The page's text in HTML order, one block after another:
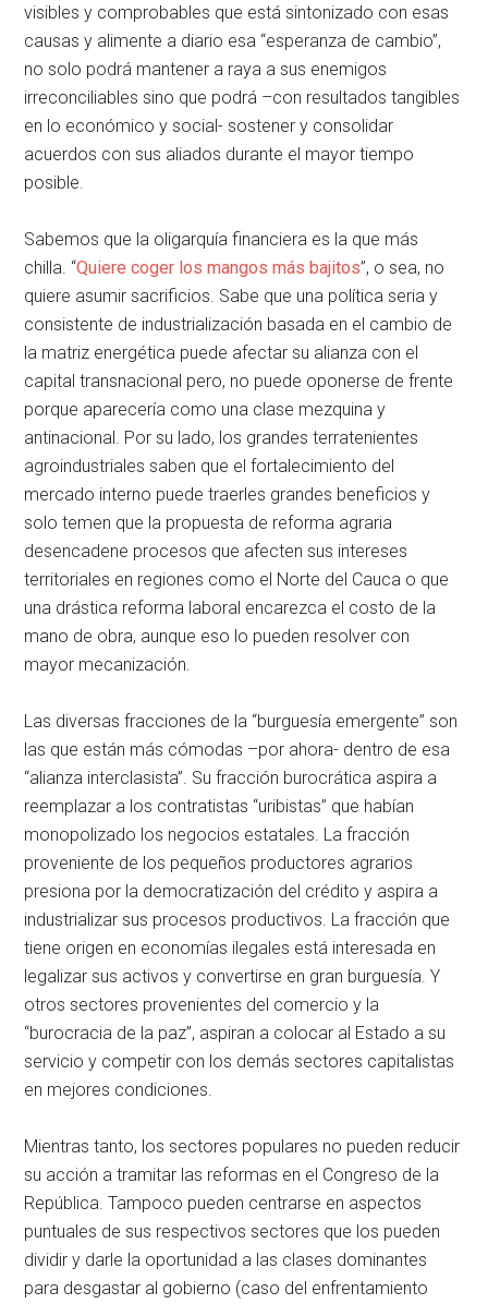
visibles y comprobables que está sintonizado con esas
causas y alimente a diario esa “esperanza de cambio”,
no solo podrá mantener a raya a sus enemigos
irreconciliables sino que podrá –con resultados tangibles
en lo económico y social- sostener y consolidar
acuerdos con sus aliados durante el mayor tiempo
posible.
Sabemos que la oligarquía financiera es la que más
chilla. “Quiere coger los mangos más bajitos”, o sea, no
quiere asumir sacrificios. Sabe que una política seria y
consistente de industrialización basada en el cambio de
la matriz energética puede afectar su alianza con el
capital transnacional pero, no puede oponerse de frente
porque aparecería como una clase mezquina y
antinacional. Por su lado, los grandes terratenientes
agroindustriales saben que el fortalecimiento del
mercado interno puede traerles grandes beneficios y
solo temen que la propuesta de reforma agraria
desencadene procesos que afecten sus intereses
territoriales en regiones como el Norte del Cauca o que
una drástica reforma laboral encarezca el costo de la
mano de obra, aunque eso lo pueden resolver con
mayor mecanización.
Las diversas fracciones de la “burguesía emergente” son
las que están más cómodas –por ahora- dentro de esa
“alianza interclasista”. Su fracción burocrática aspira a
reemplazar a los contratistas “uribistas” que habían
monopolizado los negocios estatales. La fracción
proveniente de los pequeños productores agrarios
presiona por la democratización del crédito y aspira a
industrializar sus procesos productivos. La fracción que
tiene origen en economías ilegales está interesada en
legalizar sus activos y convertirse en gran burguesía. Y
otros sectores provenientes del comercio y la
“burocracia de la paz”, aspiran a colocar al Estado a su
servicio y competir con los demás sectores capitalistas
en mejores condiciones.
Mientras tanto, los sectores populares no pueden reducir
su acción a tramitar las reformas en el Congreso de la
República. Tampoco pueden centrarse en aspectos
puntuales de sus respectivos sectores que los pueden
dividir y darle la oportunidad a las clases dominantes
para desgastar al gobierno (caso del enfrentamiento